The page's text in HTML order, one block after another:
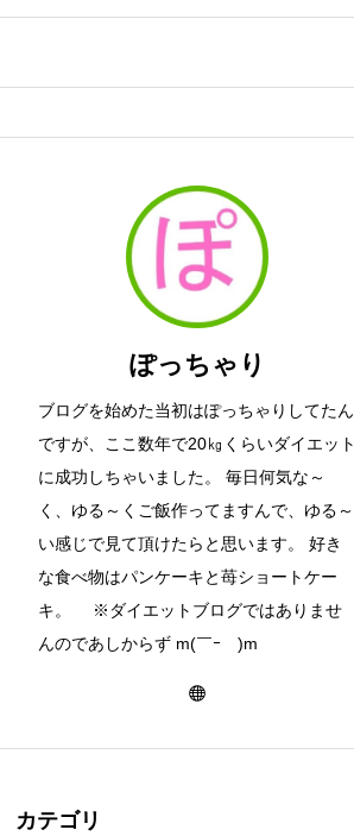
ぽっちゃり
ブログを始めた当初はぽっちゃりしてたん
ですが、ここ数年で20㎏くらいダイエット
に成功しちゃいました。 毎日何気な～
く、ゆる～くご飯作ってますんで、ゆる～
い感じで見て頂けたらと思います。 好き
な食べ物はパンケーキと苺ショートケー
キ。 ※ダイエットブログではありませ
んのであしからず m(￣ｰ￣)m
カテゴリ